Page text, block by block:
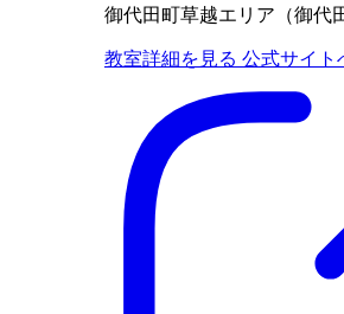
御代田町草越エリア（御代
教室詳細を見る 公式サイト